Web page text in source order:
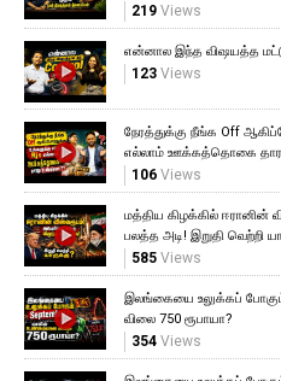
219Views
என்னால இந்த விஷயத்த
123Views
நேரத்துக்கு நீங்க Off
எல்லாம் ஊக்கத்தொகை
106Views
மத்திய கிழக்கில் ஈரானின்
பலத்த அடி! இறுதி வெற்றி
585Views
இலங்கையை உலுக்கப்
விலை 750 ரூபாயா?
354Views